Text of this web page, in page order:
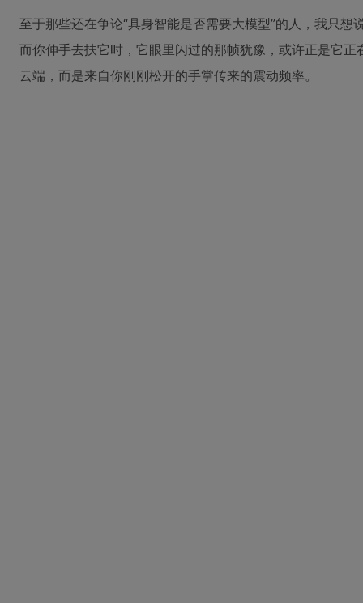
至于那些还在争论“具身智能是否需要大模型”的人，我只
而你伸手去扶它时，它眼里闪过的那帧犹豫，或许正是它
云端，而是来自你刚刚松开的手掌传来的震动频率。